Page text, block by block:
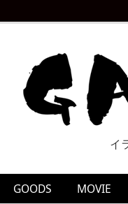
イ
GOODS MOVIE